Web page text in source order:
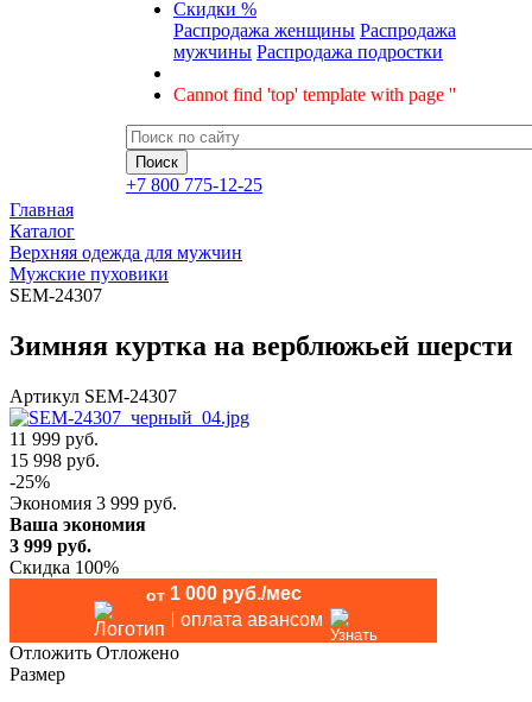
Скидки %
Распродажа женщины Распродажа
мужчины Распродажа подростки
Cannot find 'top' template with page ''
+7 800 775-12-25
Главная
Каталог
Верхняя одежда для мужчин
Мужские пуховики
SEM-24307
Зимняя куртка на верблюжьей шерсти
Артикул SEM-24307
11 999 руб.
15 998 руб.
-25%
Экономия 3 999 руб.
Ваша экономия
3 999 руб.
Скидка 100%
от 1 000 руб./мес
оплата авансом
Отложить Отложено
Размер